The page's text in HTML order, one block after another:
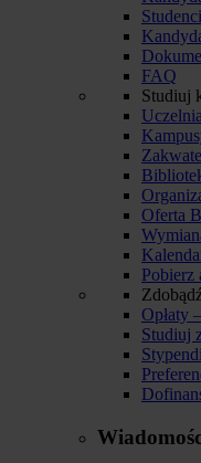
FAQ
Studiuj
Oferta
Pobierz
Opłaty
Studiuj